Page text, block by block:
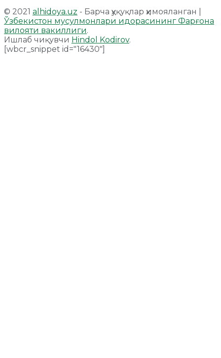
© 2021 alhidoya.uz - Барча ҳуқуқлар ҳимояланган |
Ўзбекистон мусулмонлари идорасининг Фарғона
вилояти вакиллиги.
Ишлаб чиқувчи Hindol Kodirov.
[wbcr_snippet id="16430"]